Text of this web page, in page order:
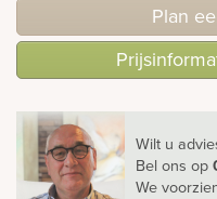
Plan
Wilt u
Bel ons op
We